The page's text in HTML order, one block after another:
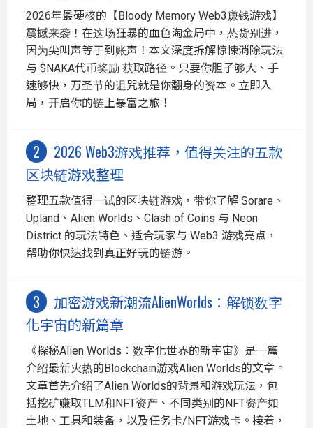
2026年最硬核的【Bloody Memory Web3赚钱游戏】
震撼来袭！在这场狂暴的血色淘金局中，怂货别进，
因为尖叫声等于到账声！本文深度拆解惊悚消除玩法
与 $NAKA代币奖励 获取路径。只要你胆子够大、手
速够快，万圣节的诅咒就是你翻身的资本。立即入
局，开启你的链上暴富之旅！
2026 Web3游戏推荐，值得关注的五款
区块链游戏整理
整理五款值得一试的区块链游戏，带你了解 Sorare、
Upland、Alien Worlds、Clash of Coins 与 Neon
District 的玩法特色、适合玩家与 Web3 游戏亮点，
帮助你快速找到真正好玩的链游。
加密游戏新潮流AlienWorlds：解锁数字
化宇宙的新篇章
《探秘Alien Worlds：数字化世界的新宇宙》是一篇
介绍最新火热的Blockchain游戏Alien Worlds的文章。
文章首先介绍了Alien Worlds的背景和游戏玩法，包
括挖矿赚取TLM和NFT资产、不同类别的NFT资产如
土地、工具和装备，以及任务卡/NFT游戏卡。接着，